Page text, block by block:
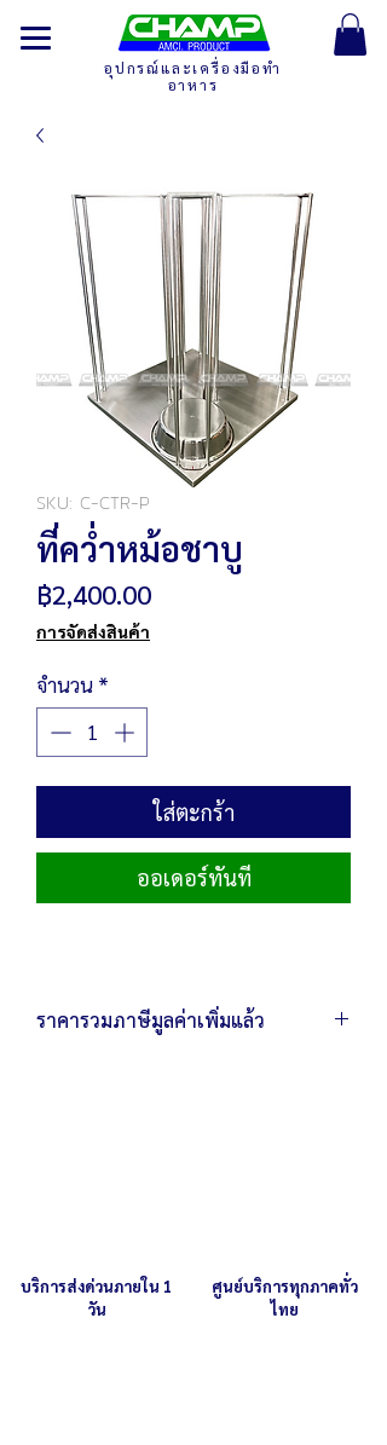
อุปกรณ์และเครื่องมือทำ
อาหาร
SKU: C-CTR-P
ที่คว่ำหม้อชาบู
฿2,400.00ราคา
การจัดส่งสินค้า
จำนวน *
ใส่ตะกร้า
ออเดอร์ทันที
ราคารวมภาษีมูลค่าเพิ่มแล้ว
บริการส่งด่วนภายใน 1
วัน
ศูนย์บริการทุกภาคทั่ว
ไทย